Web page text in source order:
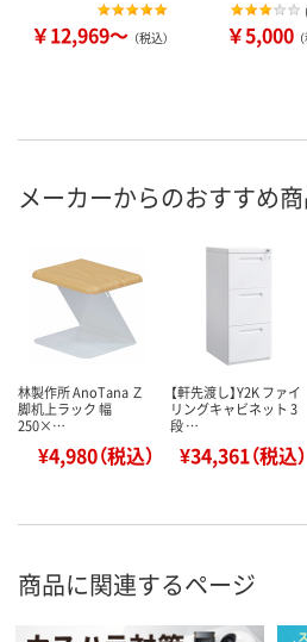
￥12,969～ （税込） ￥5,000
メーカーからのおすすめ
林製作所 AnoTana Ｚ
脚机上ラック 幅
250×…
¥4,980（税込）
【軒先渡し】Y2K ファイ
リングキャビネット 3
段 …
¥34,361（税込）
商品に関連するページ